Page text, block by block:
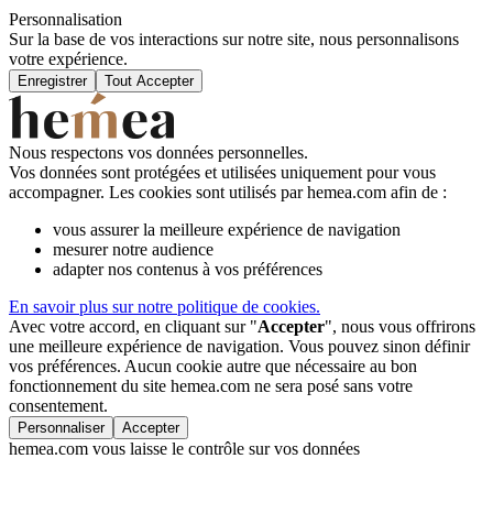
Personnalisation
Sur la base de vos interactions sur notre site, nous personnalisons
votre expérience.
Enregistrer Tout Accepter
Nous respectons vos données personnelles.
Vos données sont protégées et utilisées uniquement pour vous
accompagner. Les cookies sont utilisés par hemea.com afin de :
vous assurer la meilleure expérience de navigation
mesurer notre audience
adapter nos contenus à vos préférences
En savoir plus sur notre politique de cookies.
Avec votre accord, en cliquant sur "Accepter", nous vous offrirons
une meilleure expérience de navigation. Vous pouvez sinon définir
vos préférences. Aucun cookie autre que nécessaire au bon
fonctionnement du site hemea.com ne sera posé sans votre
consentement.
Personnaliser Accepter
hemea.com vous laisse le contrôle sur vos données